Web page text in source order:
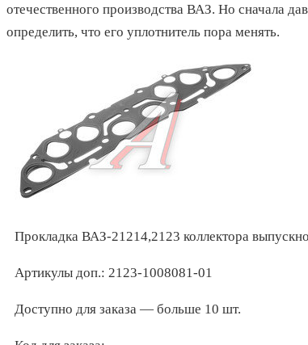
отечественного производства ВАЗ. Но сначала
определить, что его уплотнитель пора менять.
Прокладка ВАЗ-21214,2123 коллектора
Артикулы доп.: 2123-1008081-01
Доступно для заказа — больше 10 шт.